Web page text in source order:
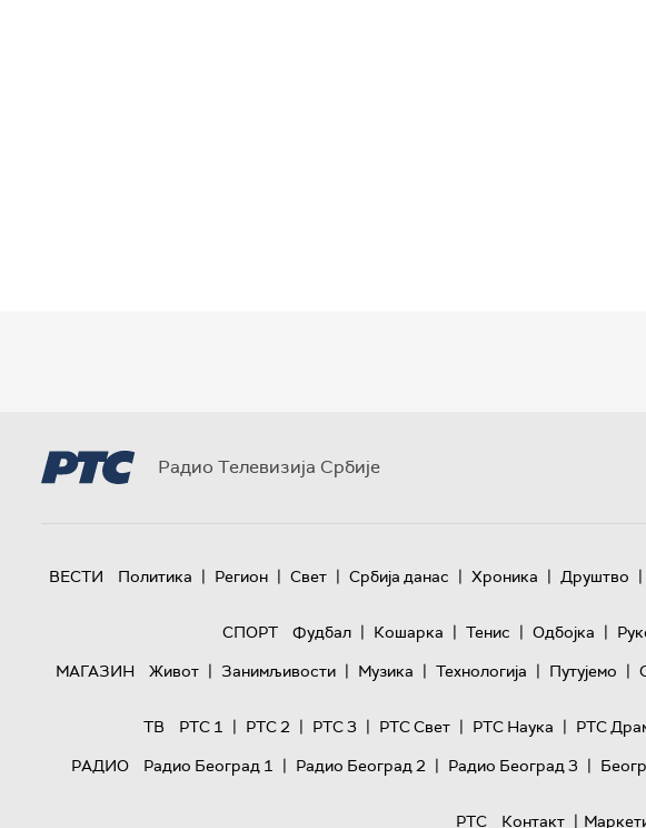
Радио Телевизија Србије
ВЕСТИ Политика | Регион | Свет | Србија данас | Хроника | Друштво |
СПОРТ
Фудбал | Кошарка | Тенис | Одбојка |
МАГАЗИН
Живот | Занимљивости | Музика | Технологијa | Путујемо |
ТВ
РТС 1 | РТС 2 | РТС 3 | РТС Свет | РТС Наука | РТС
РАДИО
Радио Београд 1 | Радио Београд 2 | Радио Београд 3 |
РТС
Контакт |